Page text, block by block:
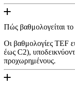
Πώς βαθμολογείται
Οι βαθμολογίες TEF
έως C2),
προχωρημένους.